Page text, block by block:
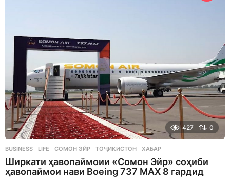
427 0
BUSINESS ,LIFE СОМОН ЭЙР ,ТОҶИКИСТОН ,ХАБАР
Ширкати ҳавопаймоии «Сомон Эйр» соҳиби
ҳавопаймои нави Boeing 737 MAX 8 гардид